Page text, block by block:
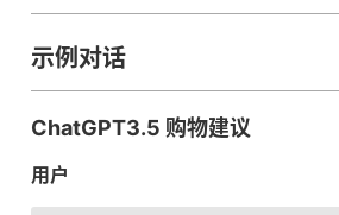
示例对话
ChatGPT3.5 购物建议
用户